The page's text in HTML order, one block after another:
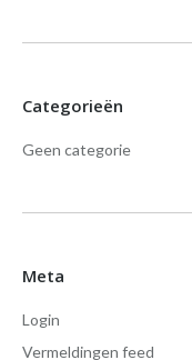
Categorieën
Geen categorie
Meta
Login
Vermeldingen feed